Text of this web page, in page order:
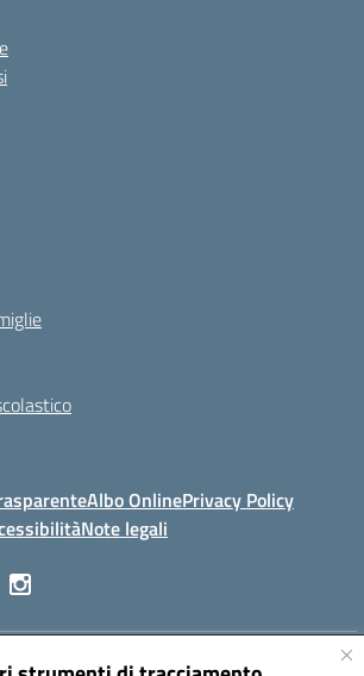
Albo OnlinePrivacy Policy
Note legali
ALCAMO (TP)